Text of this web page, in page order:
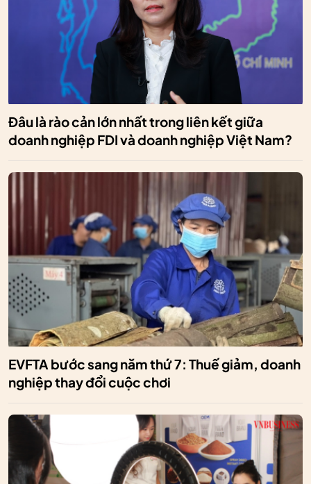
Đâu là rào cản lớn nhất trong liên kết giữa
doanh nghiệp FDI và doanh nghiệp Việt Nam?
EVFTA bước sang năm thứ 7: Thuế giảm, doanh
nghiệp thay đổi cuộc chơi